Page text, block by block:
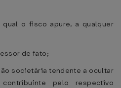
o fisco apure, a qualquer
de fato;
societária tendente a ocultar
pelo respectivo